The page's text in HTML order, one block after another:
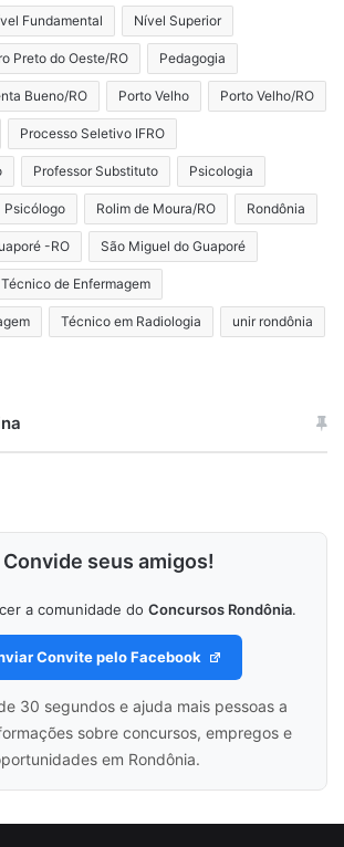
Fundamental Nível Superior
Preto do Oeste/RO Pedagogia
Bueno/RO Porto Velho Porto Velho/RO
Processo Seletivo IFRO
Professor Substituto Psicologia
Psicólogo Rolim de Moura/RO Rondônia
-RO São Miguel do Guaporé
Técnico de Enfermagem
Técnico em Radiologia unir rondônia
Convide seus amigos!
a comunidade do Concursos Rondônia.
Convite pelo Facebook
30 segundos e ajuda mais pessoas a
sobre concursos, empregos e
em Rondônia.